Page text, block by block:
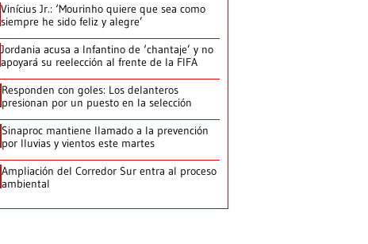
Vinícius Jr.: ‘Mourinho quiere que sea como
siempre he sido feliz y alegre’
Jordania acusa a Infantino de ‘chantaje’ y no
apoyará su reelección al frente de la FIFA
Responden con goles: Los delanteros
presionan por un puesto en la selección
Sinaproc mantiene llamado a la prevención
por lluvias y vientos este martes
Ampliación del Corredor Sur entra al proceso
ambiental